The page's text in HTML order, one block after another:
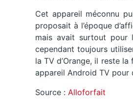
Cet appareil méconnu
proposait à l’époque
mais avait surtout pour
cependant toujours
la TV d’Orange, il reste
appareil Android TV pour
Source : Alloforfait